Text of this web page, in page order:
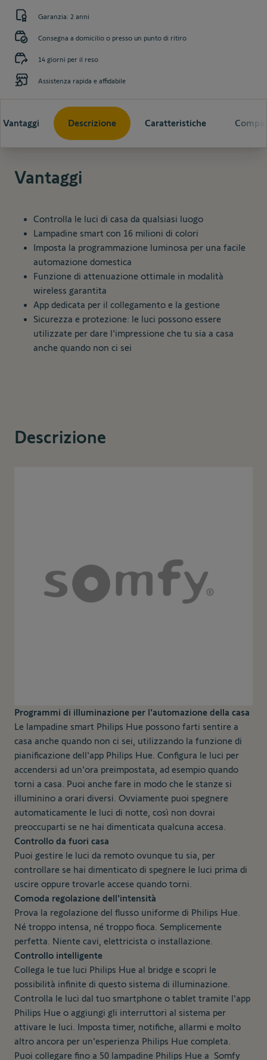
Garanzia: 2 anni
Consegna a domicilio o presso un punto di ritiro
14 giorni per il reso
Assistenza rapida e affidabile
Vantaggi Descrizione Caratteristiche
Vantaggi
Controlla le luci di casa da qualsiasi luogo
Lampadine smart con 16 milioni di colori
Imposta la programmazione luminosa per una facile
automazione domestica
Funzione di attenuazione ottimale in modalità
wireless garantita
App dedicata per il collegamento e la gestione
Sicurezza e protezione: le luci possono essere
utilizzate per dare l'impressione che tu sia a casa
anche quando non ci sei
Descrizione
Programmi di illuminazione per l'automazione della casa
Le lampadine smart Philips Hue possono farti sentire a
casa anche quando non ci sei, utilizzando la funzione di
pianificazione dell'app Philips Hue. Configura le luci per
accendersi ad un'ora preimpostata, ad esempio quando
torni a casa. Puoi anche fare in modo che le stanze si
illuminino a orari diversi. Ovviamente puoi spegnere
automaticamente le luci di notte, così non dovrai
preoccuparti se ne hai dimenticata qualcuna accesa.
Controllo da fuori casa
Puoi gestire le luci da remoto ovunque tu sia, per
controllare se hai dimenticato di spegnere le luci prima di
uscire oppure trovarle accese quando torni.
Comoda regolazione dell'intensità
Prova la regolazione del flusso uniforme di Philips Hue.
Né troppo intensa, né troppo fioca. Semplicemente
perfetta. Niente cavi, elettricista o installazione.
Controllo intelligente
Collega le tue luci Philips Hue al bridge e scopri le
possibilità infinite di questo sistema di illuminazione.
Controlla le luci dal tuo smartphone o tablet tramite l'app
Philips Hue o aggiungi gli interruttori al sistema per
attivare le luci. Imposta timer, notifiche, allarmi e molto
altro ancora per un'esperienza Philips Hue completa.
Puoi collegare fino a 50 lampadine Philips Hue a Somfy